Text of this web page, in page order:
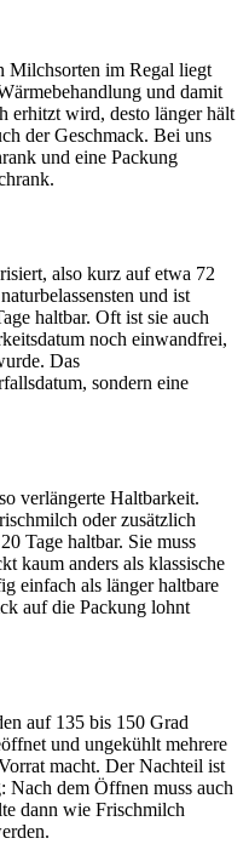
Milchsorten im Regal liegt
und damit
erhitzt wird, desto länger hält
der Geschmack. Bei uns
und eine Packung
also kurz auf etwa 72
und ist
haltbar. Oft ist sie auch
noch einwandfrei,
Das
sondern eine
verlängerte Haltbarkeit.
oder zusätzlich
Tage haltbar. Sie muss
kaum anders als klassische
einfach als länger haltbare
auf die Packung lohnt
auf 135 bis 150 Grad
und ungekühlt mehrere
macht. Der Nachteil ist
Nach dem Öffnen muss auch
dann wie Frischmilch